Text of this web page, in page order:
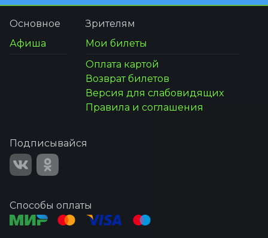
Основное
Афиша
Зрителям
Мои билеты
Оплата картой
Возврат билетов
Версия для слабовидящих
Правила и соглашения
Подписывайся
Способы оплаты